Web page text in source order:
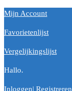
Mijn Account
Favorietenlijst
Vergelijkingslijst
Hallo.
Inloggen| Registreren